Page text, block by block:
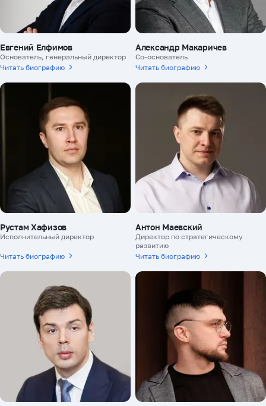
Евгений Елфимов
Основатель, генеральный директор
Читать биографию
Александр Макаричев
Со-основатель
Читать биографию
Рустам Хафизов
Исполнительный директор
Читать биографию
Антон Маевский
Директор по стратегическому
развитию
Читать биографию